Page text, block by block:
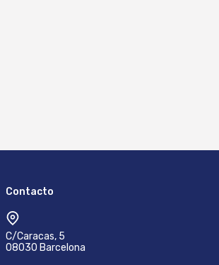
Contacto
C/Caracas, 5
08030 Barcelona